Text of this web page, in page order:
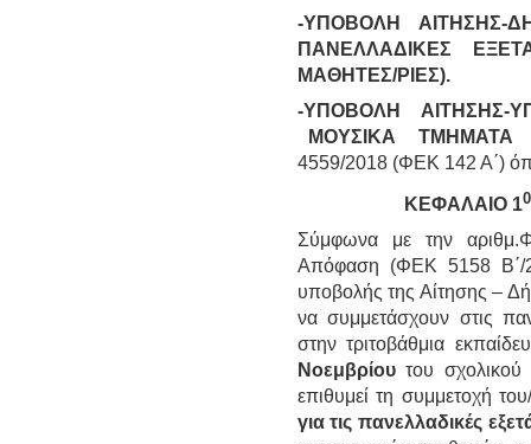
-ΥΠΟΒΟΛΗ
ΠΑΝΕΛΛΑΔΙΚΕΣ
ΜΑΘΗΤΕΣ/ΡΙΕΣ).
-ΥΠΟΒΟΛΗ
ΜΟΥΣΙΚΑ
4559/2018 (ΦΕΚ 142 Α΄)
ΚΕΦΑΛΑΙΟ 10
Σύμφωνα με την
Απόφαση (ΦΕΚ 5158 Β΄/
υποβολής της Αίτησης –
να συμμετάσχουν στις
στην τριτοβάθμια
Νοεμβρίουτου
επιθυμεί τη συμμετοχή
για τις πανελλαδικές